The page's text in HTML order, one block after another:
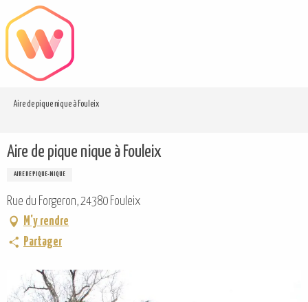
au
contenu
principal
Aire de pique nique à Fouleix
Aire de pique nique à Fouleix
AIRE DE PIQUE-NIQUE
Rue du Forgeron, 24380 Fouleix
M'y rendre
Partager